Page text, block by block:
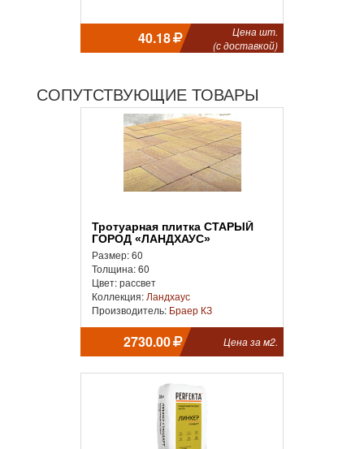
40.18
Цена шт.
(с доставкой)
СОПУТСТВУЮЩИЕ ТОВАРЫ
Тротуарная плитка СТАРЫЙ
ГОРОД «ЛАНДХАУС»
Размер: 60
Толщина: 60
Цвет: рассвет
Коллекция: Ландхаус
Производитель: Браер КЗ
2730.00 Цена за м2.